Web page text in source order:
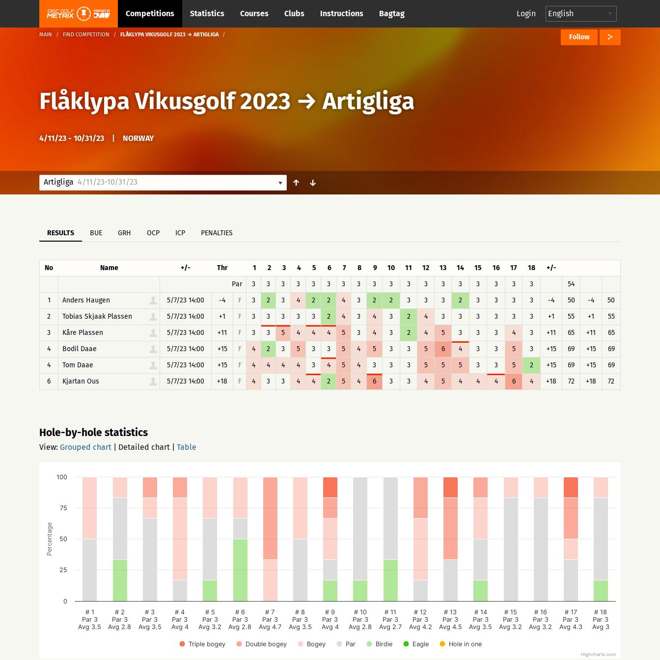
Competitions Statistics Courses Clubs Instructions Bagtag Login
MAIN FIND COMPETITION FLÅKLYPA VIKUSGOLF 2023 → ARTIGLIGA Follow
Flåklypa Vikusgolf 2023 →Artigliga
4/11/23 - 10/31/23 NORWAY
Artigliga 4/11/23-10/31/23 ↑ ↓
RESULTS BUE GRH OCP ICP PENALTIES
No Name +/- Thr 1 2 3 4 5 6 7 8 9 10 11 12 13 14 15 16 17 18
+/-
Par
3 3 3 3 3 3 3 3 3 3 3 3 3 3 3 3 3 3
54
1
Anders Haugen 5/7/23 14:00 -4 F 3 2 3 4 2 2 4 3 2 2 3 3 3 2 3 3 3 3 -4 50 -4
50
2
Tobias Skjaak Plassen 5/7/23 14:00 +1 F 3 3 3 3 3 2 4 3 4 3 2 4 3 3 3 3 3 3 +1 55 +1
55
3
Kåre Plassen 5/7/23 14:00 +11 F 3 3 5 4 4 4 5 3 4 3 2 4 5 3 3 3 4 3 +11 65 +11
65
4
Bodil Daae 5/7/23 14:00 +15 F 4 2 3 5 3 3 5 4 5 3 3 5 6 4 3 3 5 3 +15 69 +15
69
4
Tom Daae 5/7/23 14:00 +15 F 4 4 4 4 3 4 5 4 3 3 3 5 5 5 3 3 5 2 +15 69 +15
69
6
Kjartan Ous 5/7/23 14:00 +18 F 4 3 3 4 4 2 5 4 6 3 3 4 5 4 4 4 6 4 +18 72 +18 72
Hole-by-hole statistics
View: Grouped chart Detailed chart Table
Percentage
Triple bogey Double bogey Bogey Par Birdie Eagle Hole in one
# 1
Par 3
Avg 3.5
# 2
Par 3
Avg 2.8
# 3
Par 3
Avg 3.5
# 4
Par 3
Avg 4
# 5
Par 3
Avg 3.2
# 6
Par 3
Avg 2.8
# 7
Par 3
Avg 4.7
# 8
Par 3
Avg 3.5
# 9
Par 3
Avg 4
# 10
Par 3
Avg 2.8
# 11
Par 3
Avg 2.7
# 12
Par 3
Avg 4.2
# 13
Par 3
Avg 4.5
# 14
Par 3
Avg 3.5
# 15
Par 3
Avg 3.2
# 16
Par 3
Avg 3.2
# 17
Par 3
Avg 4.3
# 18
Par 3
Avg 3
0
25
50
75
100
Highcharts.com